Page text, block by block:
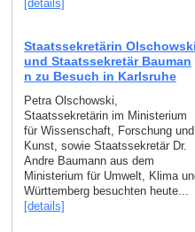
[details]
Staatssekretärin Olschowski
und Staatssekretär Bauman
n zu Besuch in Karlsruhe
Petra Olschowski,
Staatssekretärin im Ministerium
für Wissenschaft, Forschung und
Kunst, sowie Staatssekretär Dr.
Andre Baumann aus dem
Ministerium für Umwelt, Klima
Württemberg besuchten heute...
[details]